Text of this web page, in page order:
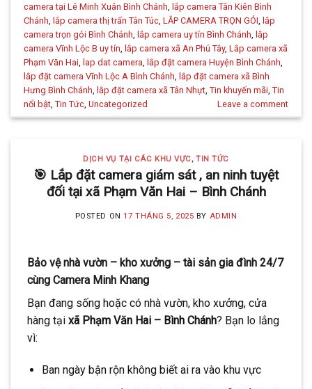
camera tại Lê Minh Xuân Bình Chánh ,lắp camera Tân Kiên Bình
Chánh ,lắp camera thị trấn Tân Túc ,LẮP CAMERA TRỌN GÓI ,lắp
camera trọn gói Bình Chánh ,lắp camera uy tín Bình Chánh ,lắp
camera Vĩnh Lộc B uy tín ,lắp camera xã An Phú Tây,Lắp camera xã
Phạm Văn Hai ,lap dat camera ,lắp đặt camera Huyện Bình Chánh
lắp đặt camera Vĩnh Lộc A Bình Chánh ,lắp đặt camera xã Bình
Hưng Bình Chánh ,lắp đặt camera xã Tân Nhựt ,Tin khuyến mãi ,Tin
nổi bật ,Tin Tức ,Uncategorized Leave a comment
DỊCH VỤ TẠI CÁC KHU VỰC,TIN TỨC
🎯 Lắp đặt camera giám sát , an ninh tuyệt
đối tại xã Phạm Văn Hai – Bình Chánh
POSTED ON17 THÁNG 5, 2025 BY ADMIN
Bảo vệ nhà vườn – kho xưởng – tài sản gia đình 24/7
cùng Camera Minh Khang
Bạn đang sống hoặc có nhà vườn, kho xưởng, cửa
hàng tại xã Phạm Văn Hai – Bình Chánh? Bạn lo lắng
vì:
Ban ngày bận rộn không biết ai ra vào khu vực